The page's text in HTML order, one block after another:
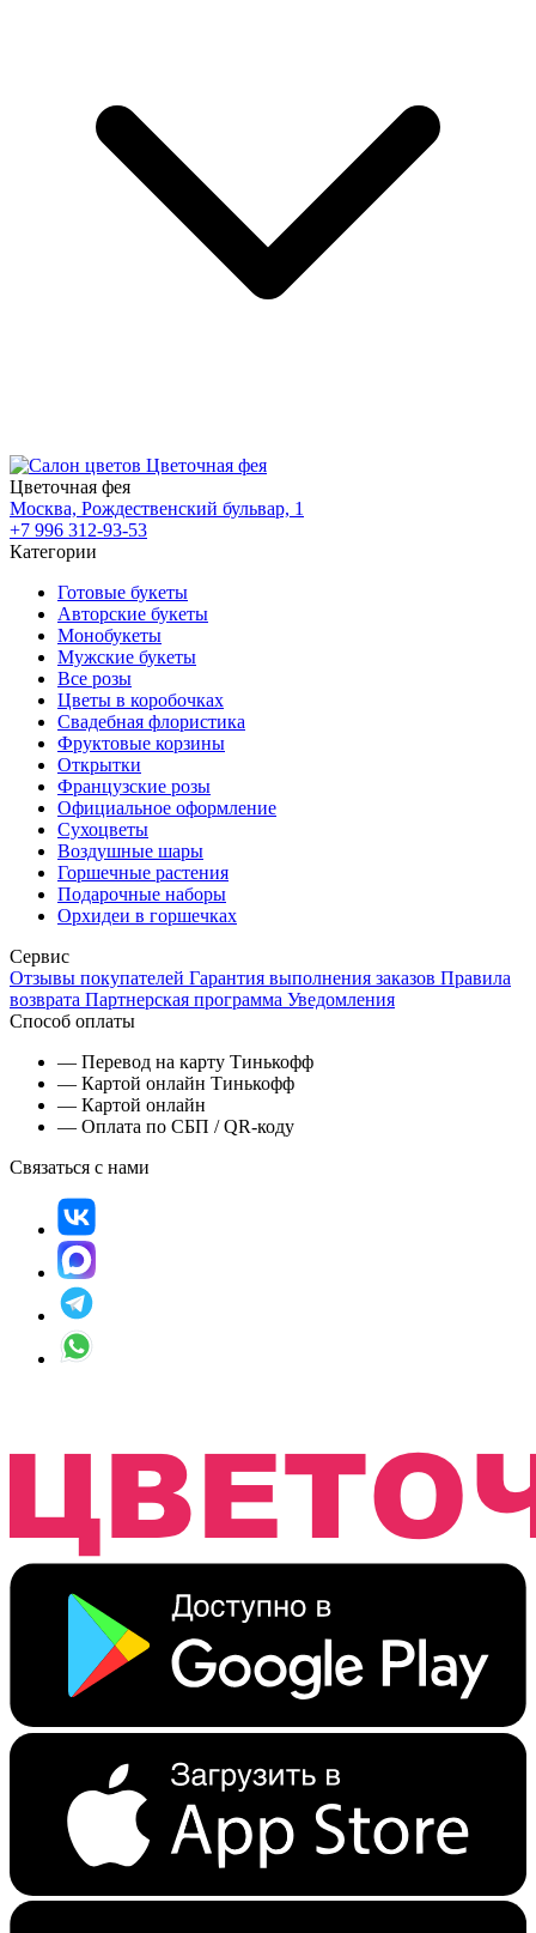
Цветочная фея
Москва, Рождественский бульвар, 1
+7 996 312-93-53
Категории
Готовые букеты
Авторские букеты
Монобукеты
Мужские букеты
Все розы
Цветы в коробочках
Свадебная флористика
Фруктовые корзины
Открытки
Французские розы
Официальное оформление
Сухоцветы
Воздушные шары
Горшечные растения
Подарочные наборы
Орхидеи в горшечках
Сервис
Отзывы покупателей Гарантия выполнения заказов Правила
возврата Партнерская программа Уведомления
Способ оплаты
— Перевод на карту Тинькофф
— Картой онлайн Тинькофф
— Картой онлайн
— Оплата по СБП / QR-коду
Связаться с нами